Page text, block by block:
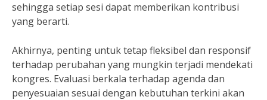
sehingga setiap sesi dapat memberikan kontribusi
yang berarti.
Akhirnya, penting untuk tetap fleksibel dan responsif
terhadap perubahan yang mungkin terjadi mendekati
kongres. Evaluasi berkala terhadap agenda dan
penyesuaian sesuai dengan kebutuhan terkini akan